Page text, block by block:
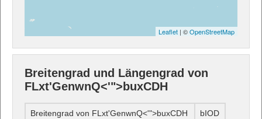
Leaflet | ©OpenStreetMap
Breitengrad und Längengrad von
FLxt'GenwnQ<'">buxCDH
Breitengrad von FLxt'GenwnQ<'">buxCDH bIOD